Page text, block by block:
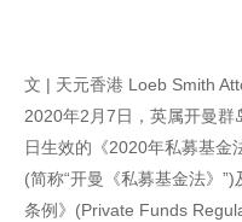
文 | 天元香港 Loeb Smith
2020年2月7日，英属开曼群
日生效的《2020年私募基
(简称“开曼《私募基金法》
条例》(Private Funds